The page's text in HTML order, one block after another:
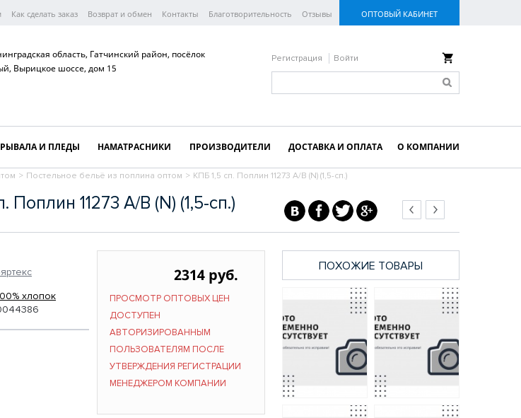
Как сделать заказ Возврат и обмен Контакты Благотворительность Отзывы ОПТОВЫЙ КАБИНЕТ
область, Гатчинский район, посёлок
Вырицкое шоссе, дом 15
Регистрация Войти
И ПЛЕДЫ НАМАТРАСНИКИ ПРОИЗВОДИТЕЛИ ДОСТАВКА И ОПЛАТА О КОМПАНИИ
> Постельное бельё из поплина оптом > КПБ 1,5 сп. Поплин 11273 А/В (N) (1,5-сп.)
Поплин 11273 А/В (N) (1,5-сп.)
хлопок
2314 руб.
ПРОСМОТР ОПТОВЫХ ЦЕН
ДОСТУПЕН
АВТОРИЗИРОВАННЫМ
ПОЛЬЗОВАТЕЛЯМ ПОСЛЕ
УТВЕРЖДЕНИЯ РЕГИСТРАЦИИ
МЕНЕДЖЕРОМ КОМПАНИИ
ПОХОЖИЕ ТОВАРЫ